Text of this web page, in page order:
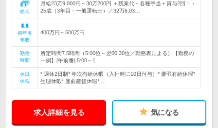
給与
月給23万9,000円～30万200円 ＋残業代＋各種手当＋賞与2回！・
25歳（3年目・一般運転士）／32万6,03…
初年度
年収
400万円～500万円
勤務
時間
所定時間7.5時間（5:00位～翌00:30位／勤務表による）【勤務の
一例】[午前番] 5:00～1…
休日
休暇
* 週休2日制* 年次有給休暇（入社時に10日付与）* 慶弔有給休暇*
生理休暇* 産前産後休暇* …
求人詳細を見る 気になる